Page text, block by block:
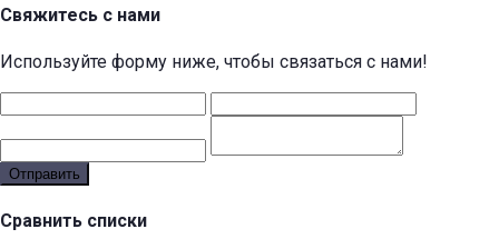
Свяжитесь с нами
Используйте форму ниже, чтобы связаться с нами!
Отправить
Сравнить списки